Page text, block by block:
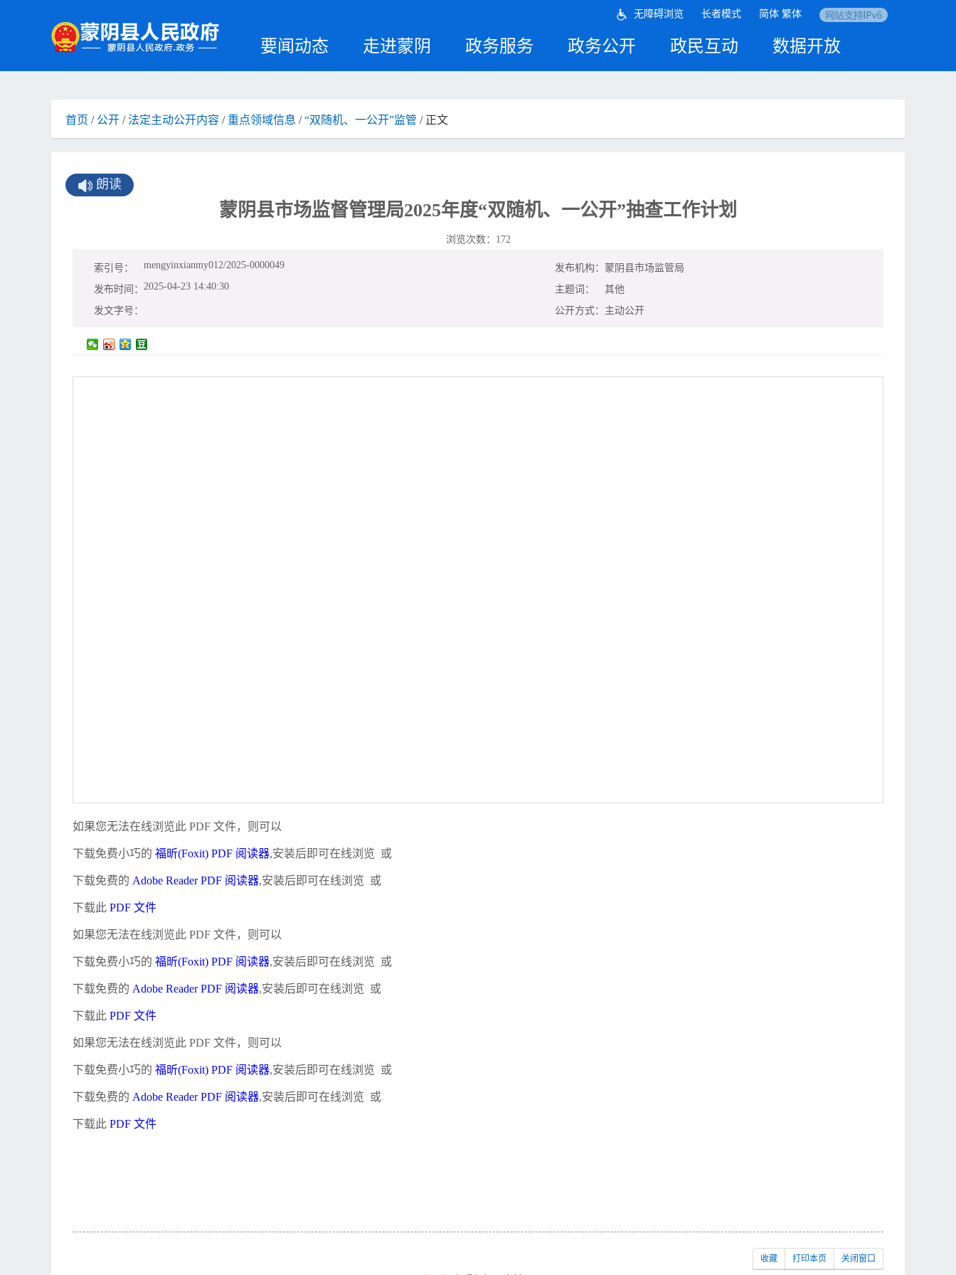
要闻动态 走进蒙阴 政务服务 政务公开 政民互动 数据开放
无障碍浏览 长者模式 简体 繁体
首页 / 公开 /法定主动公开内容 / 重点领域信息 /“双随机、一公开”监管 / 正文
朗读
蒙阴县市场监督管理局2025年度“双随机、一公开”抽查工作计划
浏览次数： 172
索引号： mengyinxianmy012/2025-0000049 发布机构： 蒙阴县市场监管局
发布时间： 2025-04-23 14:40:30 主题词：
其他
发文字号：
公开方式： 主动公开
如果您无法在线浏览此 PDF 文件，则可以
下载免费小巧的 福昕(Foxit) PDF 阅读器,安装后即可在线浏览 或
下载免费的 Adobe Reader PDF 阅读器,安装后即可在线浏览 或
下载此 PDF 文件
如果您无法在线浏览此 PDF 文件，则可以
下载免费小巧的 福昕(Foxit) PDF 阅读器,安装后即可在线浏览 或
下载免费的 Adobe Reader PDF 阅读器,安装后即可在线浏览 或
下载此 PDF 文件
如果您无法在线浏览此 PDF 文件，则可以
下载免费小巧的 福昕(Foxit) PDF 阅读器,安装后即可在线浏览 或
下载免费的 Adobe Reader PDF 阅读器,安装后即可在线浏览 或
下载此 PDF 文件
收藏 打印本页 关闭窗口